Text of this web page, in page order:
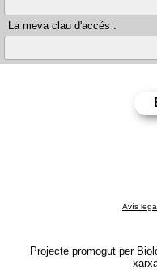
La meva clau d'accés :
Avís
Projecte promogut per